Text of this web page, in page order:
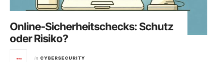
Online-Sicherheitschecks: Schutz
oder Risiko?
in CYBERSECURITY